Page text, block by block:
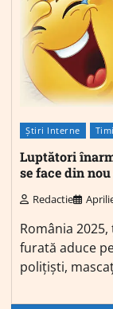
Știri Interne
Luptători
se face din
Redactie
România
furată aduce
polițiști,